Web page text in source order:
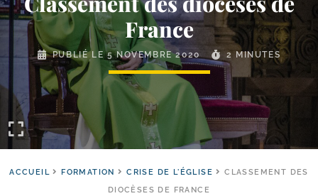
France
PUBLIÉ LE5 NOVEMBRE 2020 2 MINUTES
ACCUEIL FORMATION CRISE DE L'ÉGLISE
CLASSEMENT DES
DIOCÈSES DE FRANCE